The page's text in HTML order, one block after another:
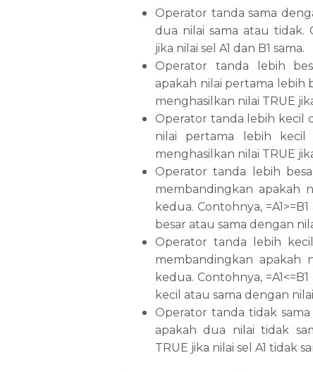
Operator tanda sama
dua nilai sama atau tidak.
jika nilai sel A1 dan B1 sama.
Operator tanda lebih
apakah nilai pertama lebih
menghasilkan nilai TRUE
Operator tanda lebih kecil
nilai pertama lebih kecil
menghasilkan nilai TRUE
Operator tanda lebih
membandingkan apakah
kedua. Contohnya,
besar atau sama dengan
Operator tanda lebih
membandingkan apakah
kedua. Contohnya,
kecil atau sama dengan nilai
Operator tanda tidak
apakah dua nilai tidak
TRUE jika nilai sel A1 tidak